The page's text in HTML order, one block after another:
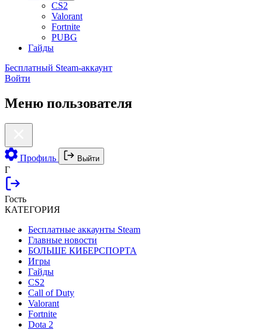
CS2
Valorant
Fortnite
PUBG
Гайды
Бесплатный Steam-аккаунт
Войти
Меню пользователя
Профиль Выйти
Г
Гость
КАТЕГОРИЯ
Бесплатные аккаунты Steam
Главные новости
БОЛЬШЕ КИБЕРСПОРТА
Игры
Гайды
CS2
Call of Duty
Valorant
Fortnite
Dota 2